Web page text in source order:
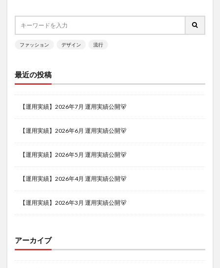
ファッション デザイン 流行
最近の投稿
【運用実績】2026年7月 運用実績公開🐻
【運用実績】2026年6月 運用実績公開🐻
【運用実績】2026年5月 運用実績公開🐻
【運用実績】2026年4月 運用実績公開🐻
【運用実績】2026年3月 運用実績公開🐻
アーカイブ